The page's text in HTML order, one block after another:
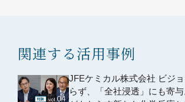
関連する活用事例
JFEケミカル株式会社 ビジ
らず、「全社浸透」にも寄